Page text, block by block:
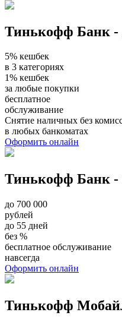
Тинькофф Банк -
5% кешбек
в 3 категориях
1% кешбек
за любые покупки
бесплатное
обслуживание
Снятие наличных без
в любых банкоматах
Оформить онлайн
Тинькофф Банк -
до 700 000
рублей
до 55 дней
без %
бесплатное обслуживание
навсегда
Оформить онлайн
Тинькофф